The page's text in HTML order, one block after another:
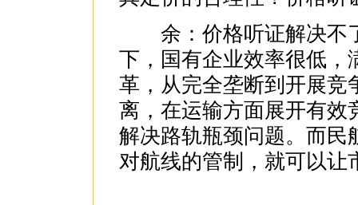
余：价格听证解决不
下，国有企业效率很低，
革，从完全垄断到开展竞
离，在运输方面展开有效
解决路轨瓶颈问题。而民
对航线的管制，就可以让